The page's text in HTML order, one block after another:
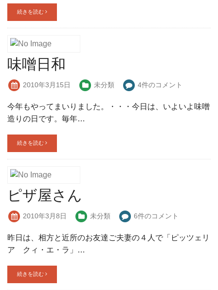
続きを読む
味噌日和
2010年3月15日 未分類 4件のコメント
今年もやってまいりました。・・・今日は、いよいよ味噌
造りの日です。毎年…
続きを読む
ピザ屋さん
2010年3月8日 未分類 6件のコメント
昨日は、相方と近所のお友達ご夫妻の４人で「ピッツェリ
ア クィ・エ・ラ」…
続きを読む